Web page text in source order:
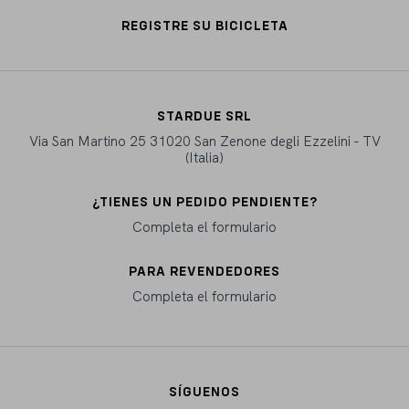
REGISTRE SU BICICLETA
STARDUE SRL
Via San Martino 25 31020 San Zenone degli Ezzelini - TV
(Italia)
¿TIENES UN PEDIDO PENDIENTE?
Completa el formulario
PARA REVENDEDORES
Completa el formulario
SÍGUENOS